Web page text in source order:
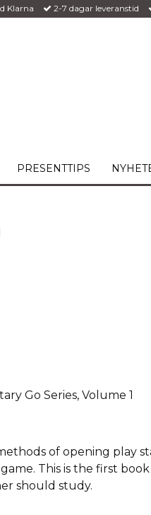
Klarna 2-7 dagar leveranstid
PRESENTTIPS
Go Series, Volume 1
of opening play
This is the first
should study.